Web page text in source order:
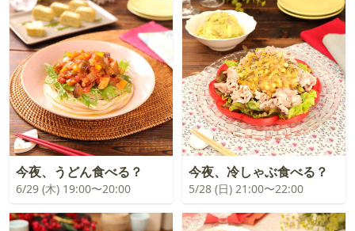
今夜、うどん食べる？
6/29 (木) 19:00〜20:00
今夜、冷しゃぶ食べる？
5/28 (日) 21:00〜22:00